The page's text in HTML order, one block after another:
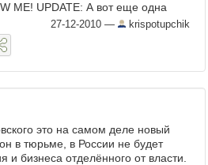
ME! UPDATE: А вот еще одна
итогов-2010: От айпада до
. ...
27-12-2010 — krispotupchik
это на самом деле новый
в тюрьме, в России не будет
и бизнеса отделённого от власти.